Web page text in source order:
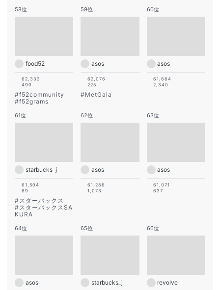
58位
food52
62,332
490
#f52community
#f52grams
59位
asos
62,076
225
#MetGala
60位
asos
61,684
2,340
61位
starbucks_j
61,504
89
#スターバックス
#スターバックスSA
KURA
62位
asos
61,286
1,073
63位
asos
61,071
637
64位
asos
65位
starbucks_j
66位
revolve